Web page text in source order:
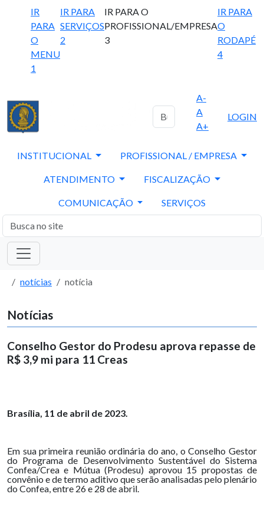
IR
PARA
O
MENU
1
IR PARA
SERVIÇOS
2
IR PARA O
PROFISSIONAL/EMPRESA
3
IR PARA
O
RODAPÉ
4
A-
A
A+
LOGIN
INSTITUCIONAL PROFISSIONAL / EMPRESA
ATENDIMENTO FISCALIZAÇÃO
COMUNICAÇÃO SERVIÇOS
notícias notícia
Notícias
Conselho Gestor do Prodesu aprova repasse de
R$ 3,9 mi para 11 Creas
Brasília, 11 de abril de 2023.
Em sua primeira reunião ordinária do ano, o Conselho Gestor
do Programa de Desenvolvimento Sustentável do Sistema
Confea/Crea e Mútua (Prodesu) aprovou 15 propostas de
convênio e de termo aditivo que serão analisadas pelo plenário
do Confea, entre 26 e 28 de abril.